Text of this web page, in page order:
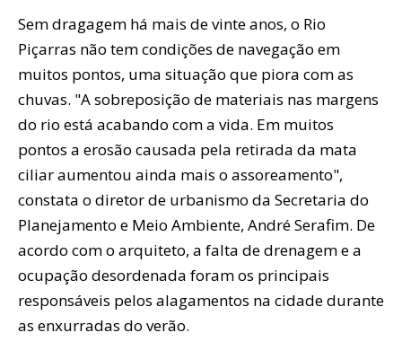
Sem dragagem há mais de vinte anos, o Rio
Piçarras não tem condições de navegação em
muitos pontos, uma situação que piora com as
chuvas. "A sobreposição de materiais nas margens
do rio está acabando com a vida. Em muitos
pontos a erosão causada pela retirada da mata
ciliar aumentou ainda mais o assoreamento",
constata o diretor de urbanismo da Secretaria do
Planejamento e Meio Ambiente, André Serafim. De
acordo com o arquiteto, a falta de drenagem e a
ocupação desordenada foram os principais
responsáveis pelos alagamentos na cidade durante
as enxurradas do verão.